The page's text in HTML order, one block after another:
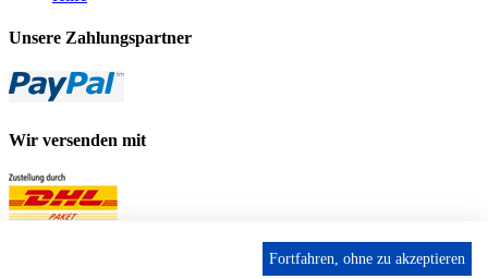
Unsere Zahlungspartner
Wir versenden mit
Fortfahren, ohne zu akzeptieren